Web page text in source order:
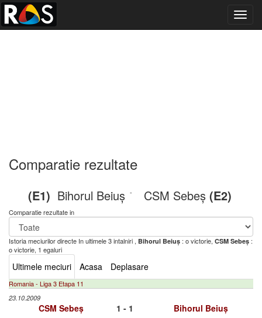
Comparatie rezultate
(E1) Bihorul Beiuș - CSM Sebeș (E2)
Comparatie rezultate in
Istoria meciurilor directe In ultimele 3 intalniri , Bihorul Beiuș : o victorie, CSM Sebeș :
o victorie, 1 egaluri
Ultimele meciuri Acasa Deplasare
Romania - Liga 3 Etapa 11
23.10.2009
CSM Sebeș 1 - 1 Bihorul Beiuș